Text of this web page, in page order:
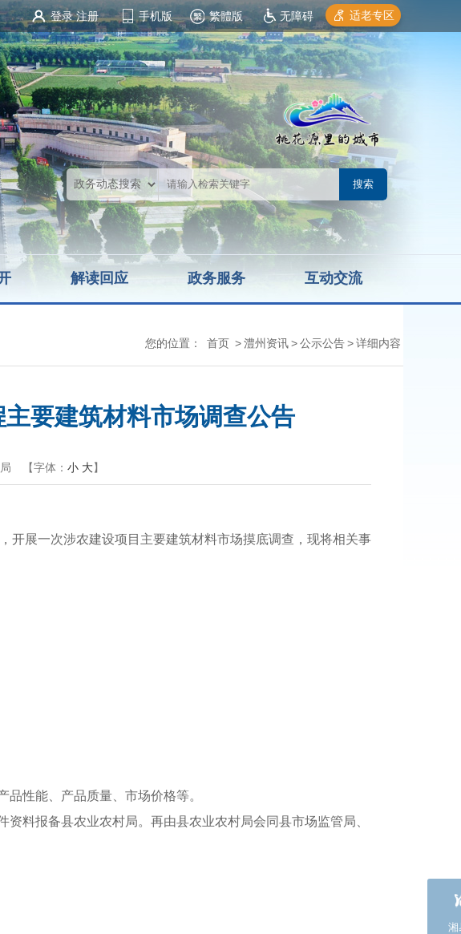
登录 注册 手机版 繁體版 无障碍 适老专区
解读回应 政务服务 互动交流
您的位置： 首页 >澧州资讯>公示公告>详细内容
要建筑材料市场调查公告
【字体： 小 大】
开展一次涉农建设项目主要建筑材料市场摸底调查，现将相关事
性能、产品质量、市场价格等。
料报备县农业农村局。再由县农业农村局会同县市场监管局、
湘